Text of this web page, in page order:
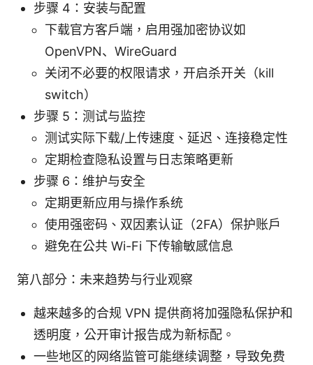
步骤 4：安装与配置
下载官方客户端，启用强加密协议如
OpenVPN、WireGuard
关闭不必要的权限请求，开启杀开关（kill
switch）
步骤 5：测试与监控
测试实际下载/上传速度、延迟、连接稳定性
定期检查隐私设置与日志策略更新
步骤 6：维护与安全
定期更新应用与操作系统
使用强密码、双因素认证（2FA）保护账户
避免在公共 Wi-Fi 下传输敏感信息
第八部分：未来趋势与行业观察
越来越多的合规 VPN 提供商将加强隐私保护和
透明度，公开审计报告成为新标配。
一些地区的网络监管可能继续调整，导致免费